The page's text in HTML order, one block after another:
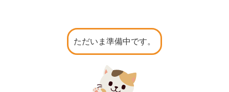
ただいま準備中です。